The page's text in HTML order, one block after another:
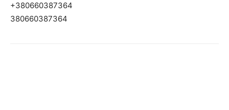
+380660387364
380660387364